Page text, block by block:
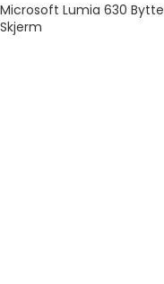
Microsoft Lumia 630 Bytte
Skjerm